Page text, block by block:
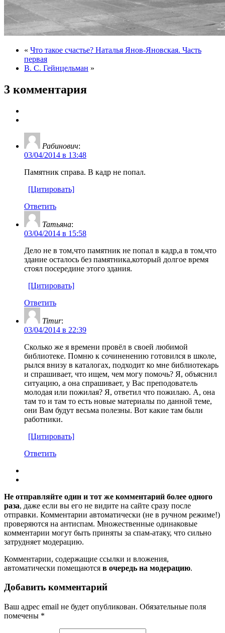
« Что такое счастье? Наталья Янов-Яновская. Часть
первая
В. С. Гейнцельман »
3 комментария
Рабинович:
03/04/2014 в 13:48
Памятник справа. В кадр не попал.
[Цитировать]
Ответить
Татьяна:
03/04/2014 в 15:58
Дело не в том,что памятник не попал в кадр,а в том,что
здание осталось без памятника,который долгое время
стоял посередине этого здания.
[Цитировать]
Ответить
Timur:
03/04/2014 в 22:39
Сколько же я времени провёл в своей любимой
библиотеке. Помню к сочиненению готовился в школе,
рылся внизу в каталогах, подходит ко мне библиотекарь
и спрашивает, что ищем, чем могу помочь? Я, объяснил
ситуацию, а она спрашивает, у Вас преподователь
молодая или пожилая? Я, ответил что пожилаю. А, она
там то и там то есть новые материалы по данной теме,
они Вам будут весьма полезны. Вот какие там были
работники.
[Цитировать]
Ответить
Не отправляйте один и тот же комментарий более одного
раза, даже если вы его не видите на сайте сразу после
отправки. Комментарии автоматически (не в ручном режиме!)
проверяются на антиспам. Множественные одинаковые
комментарии могут быть приняты за спам-атаку, что сильно
затрудняет модерацию.
Комментарии, содержащие ссылки и вложения,
автоматически помещаются в очередь на модерацию.
Добавить комментарий
Ваш адрес email не будет опубликован. Обязательные поля
помечены *